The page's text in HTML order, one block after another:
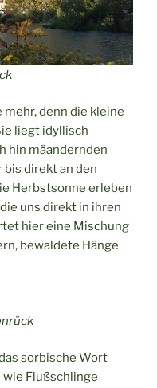
denn die kleine
liegt idyllisch
hin mäandernden
bis direkt an den
Herbstsonne erleben
uns direkt in ihren
hier eine Mischung
bewaldete Hänge
sorbische Wort
wie Flußschlinge